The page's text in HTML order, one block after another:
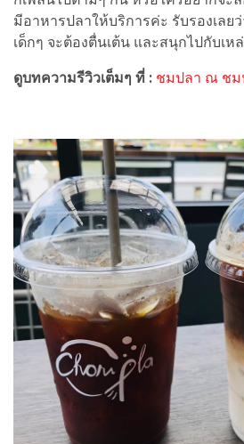
มีอาหารปลาให้บริการค่ะ รับรองเลย
เด็กๆ จะต้องตื่นเต้น และสนุกไปกับเ
ดูบทความรีวิวเต็มๆ ที่ : ชมปลา ณ ชม